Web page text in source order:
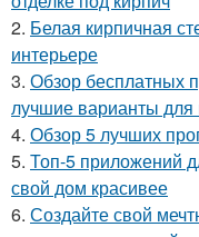
2. Белая кирпичная
интерьере
3. Обзор бесплатных
лучшие варианты
4. Обзор 5 лучших
5. Топ-5 приложений
свой дом красивее
6. Создайте свой